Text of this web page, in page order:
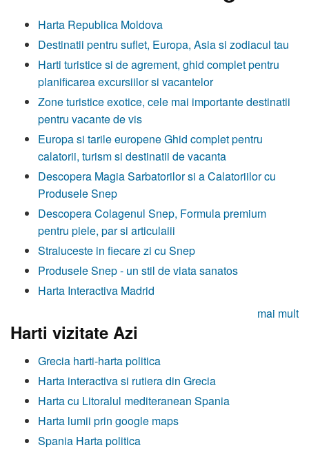
Harta Republica Moldova
Destinatii pentru suflet, Europa, Asia si zodiacul tau
Harti turistice si de agrement, ghid complet pentru
planificarea excursiilor si vacantelor
Zone turistice exotice, cele mai importante destinatii
pentru vacante de vis
Europa si tarile europene Ghid complet pentru
calatorii, turism si destinatii de vacanta
Descopera Magia Sarbatorilor si a Calatoriilor cu
Produsele Snep
Descopera Colagenul Snep, Formula premium
pentru piele, par si articulaiii
Straluceste in fiecare zi cu Snep
Produsele Snep - un stil de viata sanatos
Harta Interactiva Madrid
mai mult
Harti vizitate Azi
Grecia harti-harta politica
Harta interactiva si rutiera din Grecia
Harta cu Litoralul mediteranean Spania
Harta lumii prin google maps
Spania Harta politica